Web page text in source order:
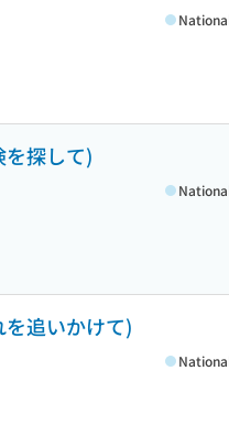
探して)
追いかけて)